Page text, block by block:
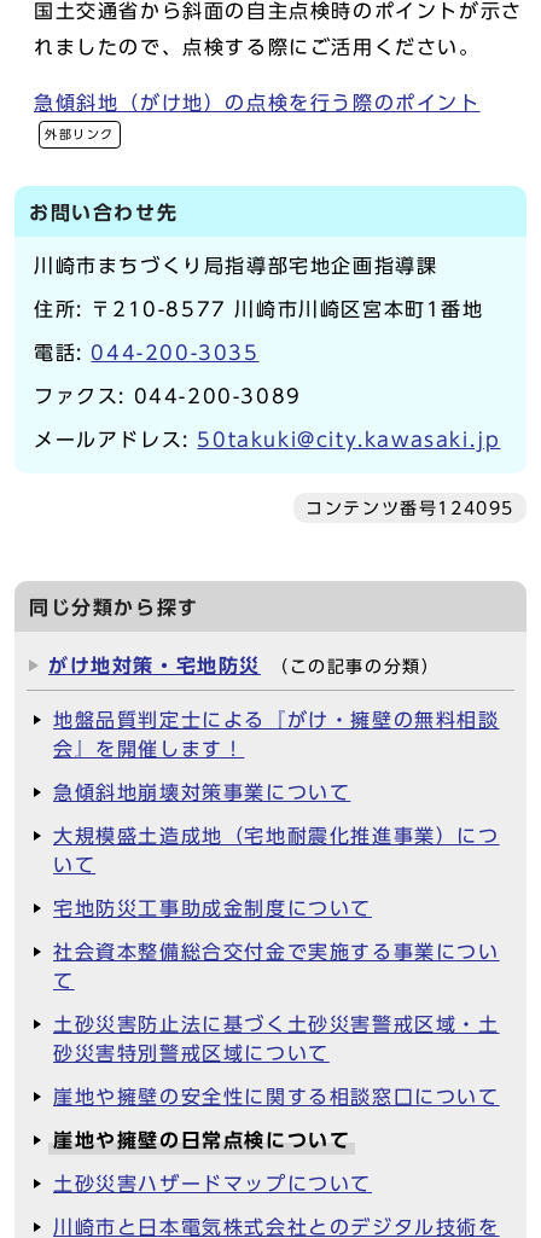
国土交通省から斜面の自主点検時のポイントが示さ
れましたので、点検する際にご活用ください。
急傾斜地（がけ地）の点検を行う際のポイント
外部リンク
お問い合わせ先
川崎市まちづくり局指導部宅地企画指導課
住所: 〒210-8577 川崎市川崎区宮本町1番地
電話: 044-200-3035
ファクス: 044-200-3089
メールアドレス: 50takuki@city.kawasaki.jp
コンテンツ番号124095
同じ分類から探す
がけ地対策・宅地防災 （この記事の分類）
地盤品質判定士による『がけ・擁壁の無料相談
会』を開催します！
急傾斜地崩壊対策事業について
大規模盛土造成地（宅地耐震化推進事業）につ
いて
宅地防災工事助成金制度について
社会資本整備総合交付金で実施する事業につい
て
土砂災害防止法に基づく土砂災害警戒区域・土
砂災害特別警戒区域について
崖地や擁壁の安全性に関する相談窓口について
崖地や擁壁の日常点検について
土砂災害ハザードマップについて
川崎市と日本電気株式会社とのデジタル技術を